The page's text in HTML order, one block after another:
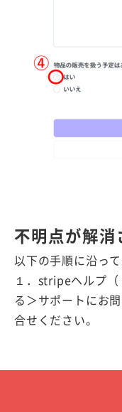
不明点が解消
以下の手順に沿っ
１．stripeヘルプ
る＞サポートにお
合せください。